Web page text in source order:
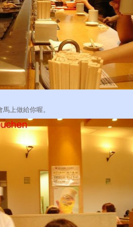
上做給你喔。